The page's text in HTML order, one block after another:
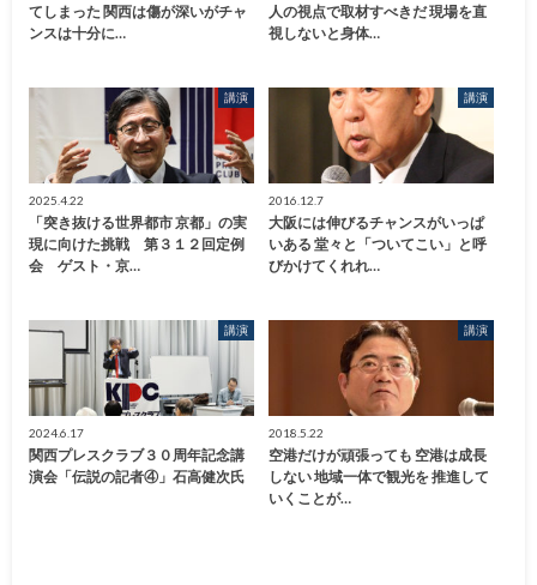
てしまった 関西は傷が深いがチャ
ンスは十分に…
人の視点で取材すべきだ 現場を直
視しないと身体…
講演
2025.4.22
「突き抜ける世界都市 京都」の実
現に向けた挑戦 第３１２回定例
会 ゲスト・京…
講演
2016.12.7
大阪には伸びるチャンスがいっぱ
いある 堂々と「ついてこい」と呼
びかけてくれれ…
講演
2024.6.17
関西プレスクラブ３０周年記念講
演会「伝説の記者④」石高健次氏
講演
2018.5.22
空港だけが頑張っても 空港は成長
しない 地域一体で観光を 推進して
いくことが…